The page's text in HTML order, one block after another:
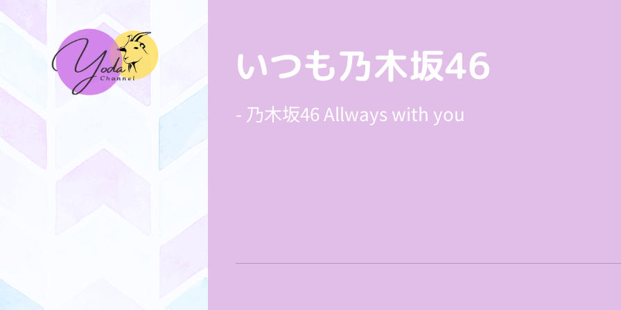
いつも乃木坂46
- 乃木坂46 Allways with you